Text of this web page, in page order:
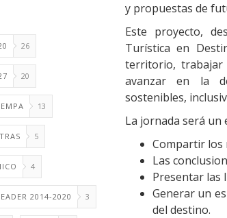
26
20
13
5
4
2014-2020 3
y propuestas de
Este proyecto,
Turística en
territorio, trabajar
avanzar en la
sostenibles,
La jornada será un
Compartir los
Las
Presentar las
Generar un
del destino.